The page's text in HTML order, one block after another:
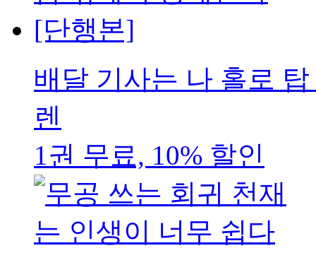
배달 기사는 나 홀로
렌
1권 무료, 10% 할인